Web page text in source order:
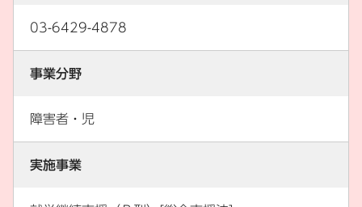
03-6429-4878
事業分野
障害者・児
実施事業